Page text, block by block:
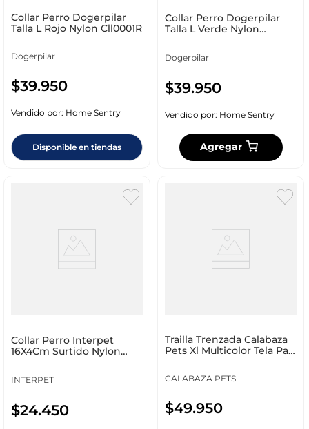
Collar Perro Dogerpilar
Talla L Rojo Nylon Cll0001R
Dogerpilar
$39.950
Vendido por: Home Sentry
Disponible en tiendas
Collar Perro Dogerpilar
Talla L Verde Nylon
Dogerpilar
$39.950
Vendido por: Home Sentry
Agregar
Collar Perro Interpet
16X4Cm Surtido Nylon
INTERPET
$24.450
Trailla Trenzada Calabaza
Pets Xl Multicolor Tela Pa11
CALABAZA PETS
$49.950